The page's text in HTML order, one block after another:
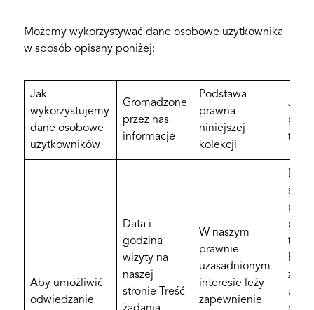
Możemy wykorzystywać dane osobowe użytkownika
w sposób opisany poniżej:
Jak
wykorzystujemy
dane osobowe
użytkowników
Gromadzone
przez nas
informacje
Podstawa
prawna
niniejszej
kolekcji
Jak
te
Aby umożliwić
odwiedzanie
Data i
godzina
wizyty na
naszej
stronie Treść
W naszym
prawnie
uzasadnionym
interesie leży
zapewnienie
są
Pliki